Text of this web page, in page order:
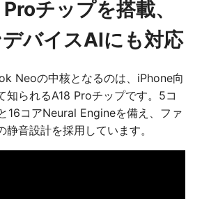
チップを搭載、
バイスAIにも対応
Neoの中核となるのは、iPhone向
知られるA18 Proチップです。5コ
16コアNeural Engineを備え、ファ
静音設計を採用しています。